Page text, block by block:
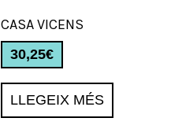
CASA VICENS
30,25€
LLEGEIX MÉS